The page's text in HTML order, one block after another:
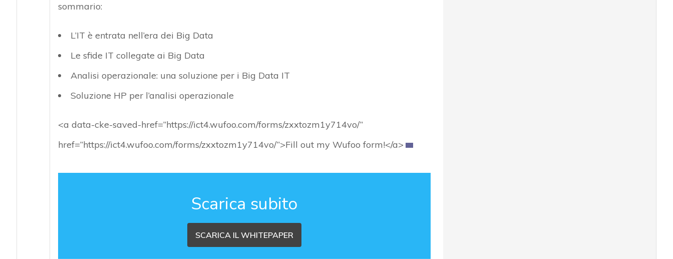
sommario:
L’IT è entrata nell’era dei Big Data
Le sfide IT collegate ai Big Data
Analisi operazionale: una soluzione per i Big Data IT
Soluzione HP per l’analisi operazionale
<a data-cke-saved-href=”https://ict4.wufoo.com/forms/zxxtozm1y714vo/”
href=”https://ict4.wufoo.com/forms/zxxtozm1y714vo/”>Fill out my Wufoo form!</a>
Scarica subito
SCARICA IL WHITEPAPER